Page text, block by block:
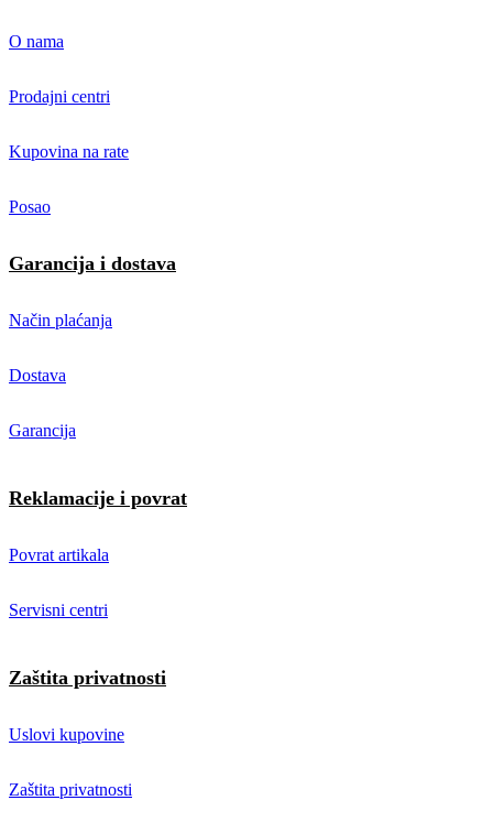
O nama
Prodajni centri
Kupovina na rate
Posao
Garancija i dostava
Način plaćanja
Dostava
Garancija
Reklamacije i povrat
Povrat artikala
Servisni centri
Zaštita privatnosti
Uslovi kupovine
Zaštita privatnosti